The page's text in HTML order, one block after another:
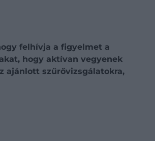
felhívja a figyelmet a
hogy aktívan vegyenek
ajánlott szűrővizsgálatokra,